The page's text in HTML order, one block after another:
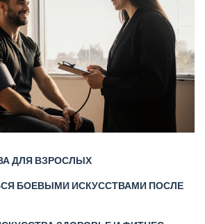
ДЛЯ ВЗРОСЛЫХ
БОЕВЫМИ ИСКУССТВАМИ ПОСЛЕ